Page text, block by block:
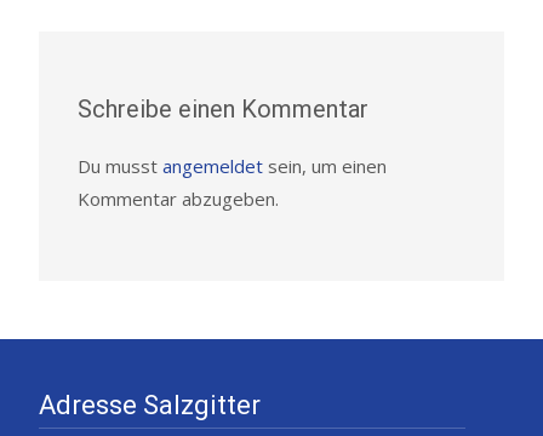
Schreibe einen Kommentar
Du musst angemeldet sein, um einen
Kommentar abzugeben.
Adresse Salzgitter